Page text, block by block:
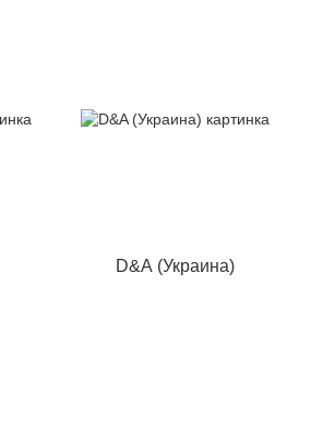
D&A (Украина)